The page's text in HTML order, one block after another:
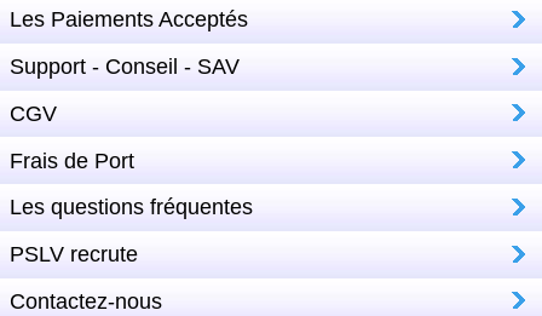
Les Paiements Acceptés
Support - Conseil - SAV
CGV
Frais de Port
Les questions fréquentes
PSLV recrute
Contactez-nous